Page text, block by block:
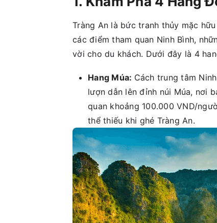
Tràng An là bức tranh thủy mặc
các điểm tham quan Ninh Bình,
vời cho du khách. Dưới đây là 4
Hang Múa: Cách trung tâm
lượn dẫn lên đỉnh núi Múa, nơi
quan khoảng 100.000 VND/
thể thiếu khi ghé Tràng An.